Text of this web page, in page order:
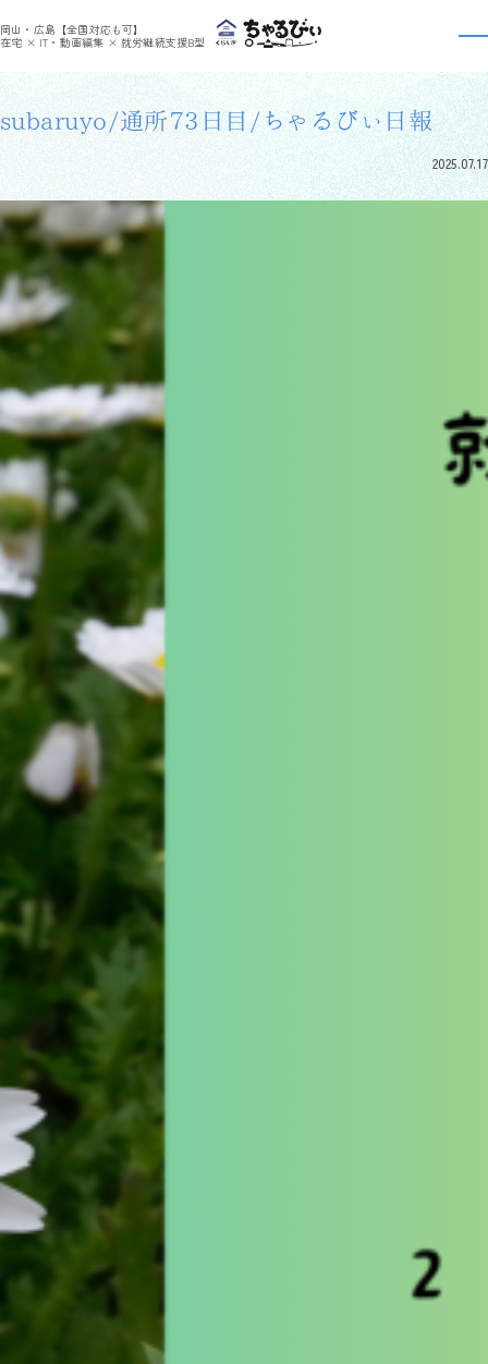
岡山・広島【全国対応も可】
在宅 × IT・動画編集 × 就労継続支援B型
利用者さんの日報 >
利用者さんの日報
subaruyo/通所73日目/ちゃるびぃ日報
2025.07.17